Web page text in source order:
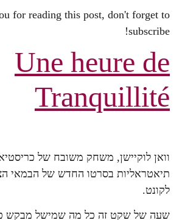
for reading this post, don't forget to
subscribe!
Une heure de
Tranquillité
וואן לוקיישן, משחק משובח של
תיאטראליות בסרטו החדש של הבמאי
לקונט.
שעה של שקט זה כל מה שמישל מבקש